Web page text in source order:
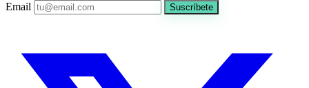
Email Suscríbete